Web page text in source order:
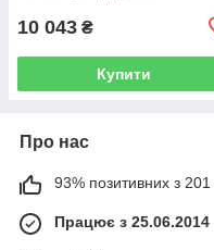
10 043 ₴
Купити
Про нас
93% позитивних з 201
Працює з 25.06.2014